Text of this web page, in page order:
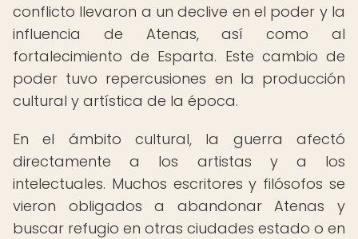
conflicto llevaron a un declive en el poder y la
influencia de Atenas, así como al
fortalecimiento de Esparta. Este cambio de
poder tuvo repercusiones en la producción
cultural y artística de la época.
En el ámbito cultural, la guerra afectó
directamente a los artistas y a los
intelectuales. Muchos escritores y filósofos se
vieron obligados a abandonar Atenas y
buscar refugio en otras ciudades estado o en